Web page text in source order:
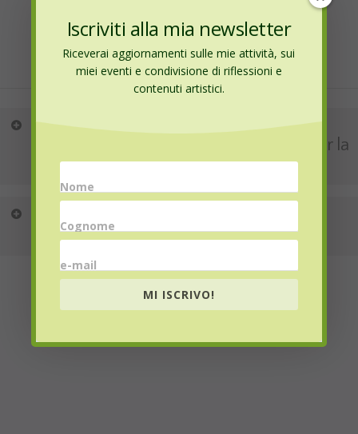
Pubblicazioni
Pubblicazioni a carattere storico e
turistico, per la didattica scolastica e per la
letteratura per l’infanzia.
Multimedia Edizioni)
Iscriviti alla mia newsletter
Riceverai aggiornamenti sulle mie attività, sui
miei eventi e condivisione di riflessioni e
contenuti artistici.
Nome
Cognome
e-mail
MI ISCRIVO!